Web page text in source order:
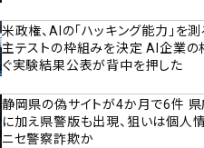
米政権、AIの「ハッキング能力」を
主テストの枠組みを決定 AI企業の
ぐ実験結果公表が背中を押した
静岡県の偽サイトが4か月で6件
に加え県警版も出現、狙いは個人
ニセ警察詐欺か